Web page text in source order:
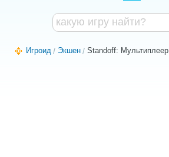
Игроид Экшен Standoff: Мультиплеер